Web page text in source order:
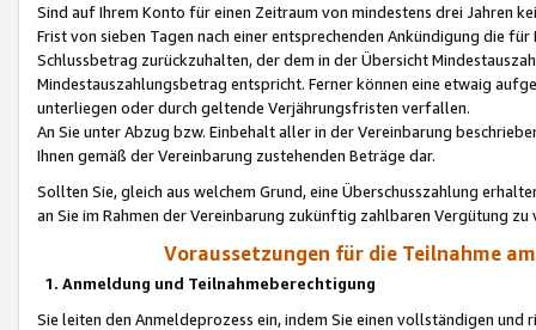
Sind auf Ihrem Konto für einen Zeitraum von mindestens drei Jahren
Frist von sieben Tagen nach einer entsprechenden Ankündigung die
Schlussbetrag zurückzuhalten, der dem in der Übersicht
Mindestauszahlungsbetrag entspricht. Ferner können eine etwaig
unterliegen oder durch geltende Verjährungsfristen verfallen.
An Sie unter Abzug bzw. Einbehalt aller in der Vereinbarung
Ihnen gemäß der Vereinbarung zustehenden Beträge dar.
Sollten Sie, gleich aus welchem Grund, eine Überschusszahlung
an Sie im Rahmen der Vereinbarung zukünftig zahlbaren Vergütung zu
Voraussetzungen für die Teilnahme
1. Anmeldung und Teilnahmeberechtigung
Sie leiten den Anmeldeprozess ein, indem Sie einen vollständigen